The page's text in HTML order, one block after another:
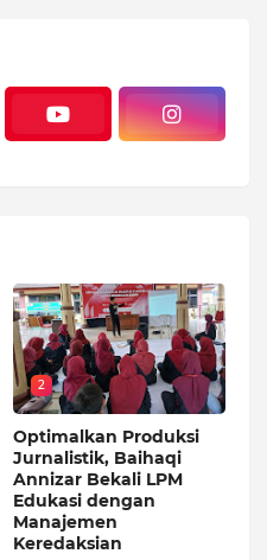
2
Optimalkan Produksi
Jurnalistik, Baihaqi
Annizar Bekali LPM
Edukasi dengan
Manajemen
Keredaksian